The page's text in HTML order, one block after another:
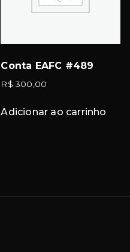
Conta EAFC #489
R$ 300,00
Adicionar ao carrinho